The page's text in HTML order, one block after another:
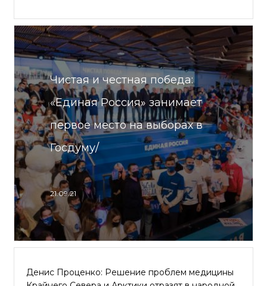
Чистая и честная победа:
«Единая Россия» занимает
первое место на выборах в
Госдуму/
21.09.21
Денис Проценко: Решение проблем медицины